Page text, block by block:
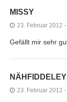
MISSY
23. Februar 2012
Gefällt mir sehr
NÄHFIDDELEY
23. Februar 2012